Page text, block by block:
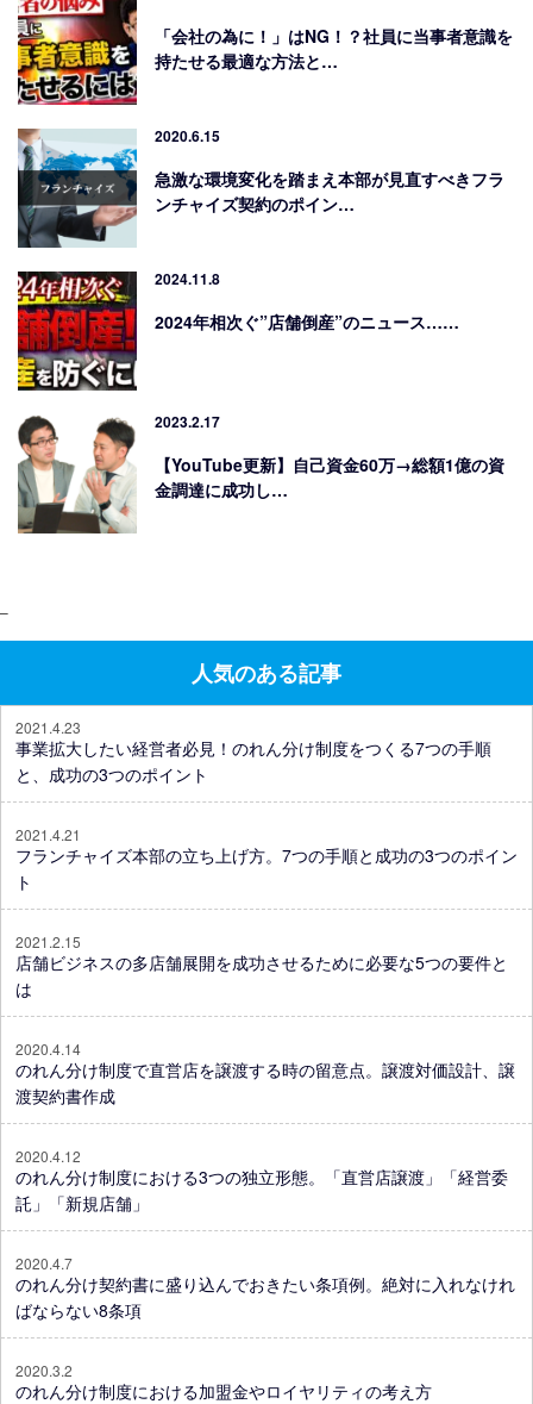
「会社の為に！」はNG！？社員に当事者意識を
持たせる最適な方法と…
2020.6.15
急激な環境変化を踏まえ本部が見直すべきフラ
ンチャイズ契約のポイン…
2024.11.8
2024年相次ぐ”店舗倒産”のニュース……
2023.2.17
【YouTube更新】自己資金60万→総額1億の資
金調達に成功し…
–
人気のある記事
2021.4.23
事業拡大したい経営者必見！のれん分け制度をつくる7つの手順
と、成功の3つのポイント
2021.4.21
フランチャイズ本部の立ち上げ方。7つの手順と成功の3つのポイン
ト
2021.2.15
店舗ビジネスの多店舗展開を成功させるために必要な5つの要件と
は
2020.4.14
のれん分け制度で直営店を譲渡する時の留意点。譲渡対価設計、譲
渡契約書作成
2020.4.12
のれん分け制度における3つの独立形態。「直営店譲渡」「経営委
託」「新規店舗」
2020.4.7
のれん分け契約書に盛り込んでおきたい条項例。絶対に入れなけれ
ばならない8条項
2020.3.2
のれん分け制度における加盟金やロイヤリティの考え方